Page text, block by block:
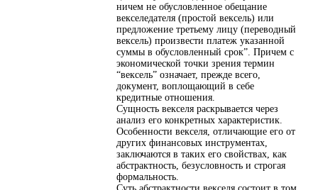
ничем не обусловленное обещание
векселедателя (простой вексель) или
предложение третьему лицу (переводный
вексель) произвести платеж указанной
суммы в обусловленный срок”. Причем с
экономической точки зрения термин
“вексель” означает, прежде всего,
документ, воплощающий в себе
кредитные отношения.
Сущность векселя раскрывается через
анализ его конкретных характеристик.
Особенности векселя, отличающие его от
других финансовых инструментах,
заключаются в таких его свойствах, как
абстрактность, безусловность и строгая
формальность.